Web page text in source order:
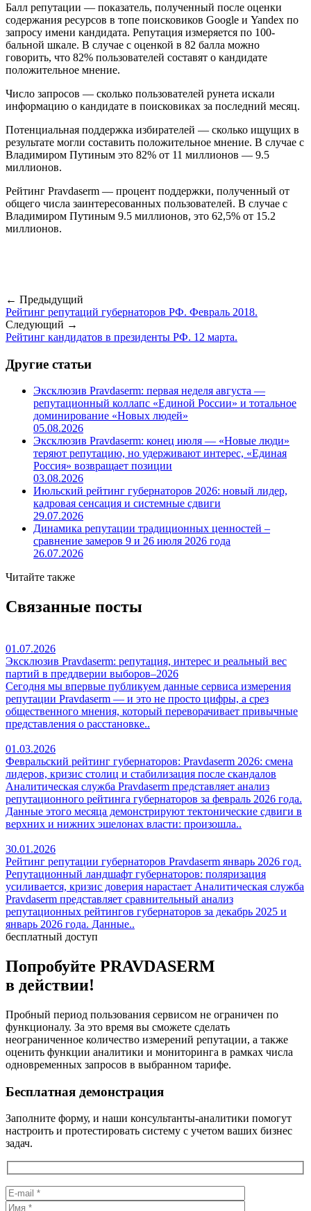
Балл репутации — показатель, полученный после оценки
содержания ресурсов в топе поисковиков Google и Yandex по
запросу имени кандидата. Репутация измеряется по 100-
бальной шкале. В случае с оценкой в 82 балла можно
говорить, что 82% пользователей составят о кандидате
положительное мнение.
Число запросов — сколько пользователей рунета искали
информацию о кандидате в поисковиках за последний месяц.
Потенциальная поддержка избирателей — сколько ищущих в
результате могли составить положительное мнение. В случае с
Владимиром Путиным это 82% от 11 миллионов — 9.5
миллионов.
Рейтинг Pravdaserm — процент поддержки, полученный от
общего числа заинтересованных пользователей. В случае с
Владимиром Путиным 9.5 миллионов, это 62,5% от 15.2
миллионов.
← Предыдущий
Рейтинг репутаций губернаторов РФ. Февраль 2018.
Следующий →
Рейтинг кандидатов в президенты РФ. 12 марта.
Другие статьи
Эксклюзив Pravdaserm: первая неделя августа —
репутационный коллапс «Единой России» и тотальное
доминирование «Новых людей»
05.08.2026
Эксклюзив Pravdaserm: конец июля — «Новые люди»
теряют репутацию, но удерживают интерес, «Единая
Россия» возвращает позиции
03.08.2026
Июльский рейтинг губернаторов 2026: новый лидер,
кадровая сенсация и системные сдвиги
29.07.2026
Динамика репутации традиционных ценностей –
сравнение замеров 9 и 26 июля 2026 года
26.07.2026
Читайте также
Связанные посты
01.07.2026
Эксклюзив Pravdaserm: репутация, интерес и реальный вес
партий в преддверии выборов–2026
Сегодня мы впервые публикуем данные сервиса измерения
репутации Pravdaserm — и это не просто цифры, а срез
общественного мнения, который переворачивает привычные
представления о расстановке..
01.03.2026
Февральский рейтинг губернаторов: Pravdaserm 2026: смена
лидеров, кризис столиц и стабилизация после скандалов
Аналитическая служба Pravdaserm представляет анализ
репутационного рейтинга губернаторов за февраль 2026 года.
Данные этого месяца демонстрируют тектонические сдвиги в
верхних и нижних эшелонах власти: произошла..
30.01.2026
Рейтинг репутации губернаторов Pravdaserm январь 2026 год.
Репутационный ландшафт губернаторов: поляризация
усиливается, кризис доверия нарастает Аналитическая служба
Pravdaserm представляет сравнительный анализ
репутационных рейтингов губернаторов за декабрь 2025 и
январь 2026 года. Данные..
бесплатный доступ
Попробуйте PRAVDASERM
в действии!
Пробный период пользования сервисом не ограничен по
функционалу. За это время вы сможете сделать
неограниченное количество измерений репутации, а также
оценить функции аналитики и мониторинга в рамках числа
одновременных запросов в выбранном тарифе.
Бесплатная демонстрация
Заполните форму, и наши консультанты-аналитики помогут
настроить и протестировать систему с учетом ваших бизнес
задач.